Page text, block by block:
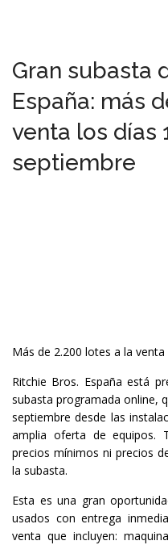
Gran subasta
España: más
venta los días
septiembre
Más de 2.200 lotes a la venta
Ritchie Bros. España está
subasta programada online,
septiembre desde las
amplia oferta de equipos.
precios mínimos ni precios
la subasta.
Esta es una gran
usados con entrega
venta que incluyen: